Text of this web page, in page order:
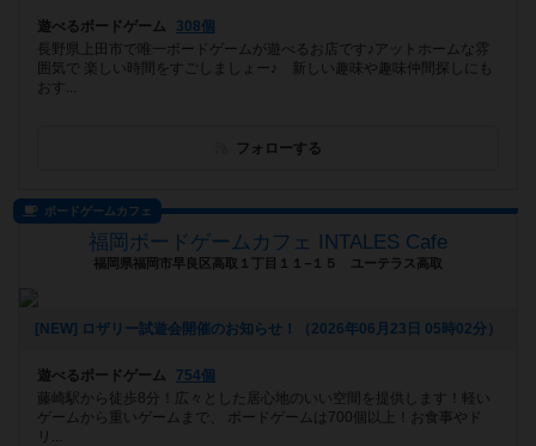
遊べるボードゲーム
308個
長野県上田市で唯一ボードゲームが遊べるお店です♪アットホームな雰
囲気で 楽しい時間をすごしましょー♪ 新しい趣味や趣味仲間探しにも
おす...
フォローする
ボードゲームカフェ
福岡ボードゲームカフェ INTALES Cafe
福岡県福岡市早良区高取１丁目１１−１５ ユーテラス高取
[NEW] ロザリー試遊会開催のお知らせ！（2026年06月23日 05時02分）
遊べるボードゲーム
754個
藤崎駅から徒歩8分！広々とした居心地のいい空間を提供します！軽い
ゲームから重いゲームまで、 ボードゲームは700個以上！お食事やド
リ...